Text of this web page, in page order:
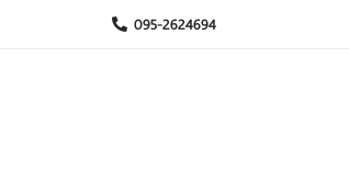
095-2624694